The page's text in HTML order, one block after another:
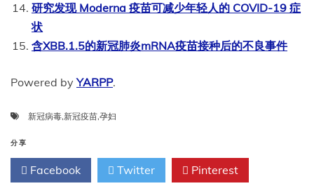
研究发现 Moderna 疫苗可减少年轻人的 COVID-19 症
状
含XBB.1.5的新冠肺炎mRNA疫苗接种后的不良事件
Powered byYARPP.
新冠病毒,新冠疫苗,孕妇
分享
Facebook Twitter Pinterest